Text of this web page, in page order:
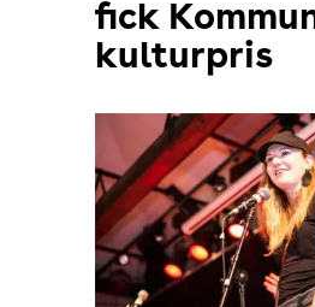
fick
kulturpris